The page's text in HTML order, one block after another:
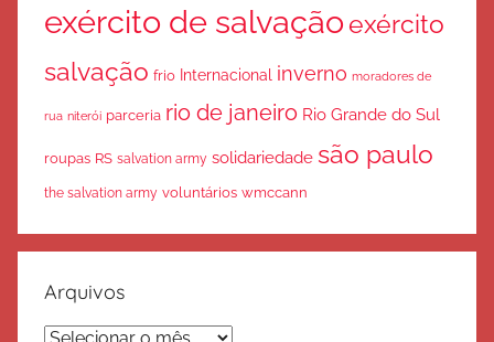
exército de salvaçãoexército
salvação frio Internacional inverno moradores de
rua niterói parceria rio de janeiro Rio Grande do Sul
roupas RS salvation army solidariedade são paulo
the salvation army voluntários wmccann
Arquivos
Arquivos